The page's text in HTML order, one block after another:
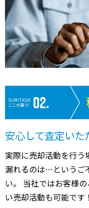
SUMiTASの
ここが違う!
安心して査定い
実際に売却活動を行
漏れるのは…というご
い。 当社ではお客様
い売却活動も可能です！